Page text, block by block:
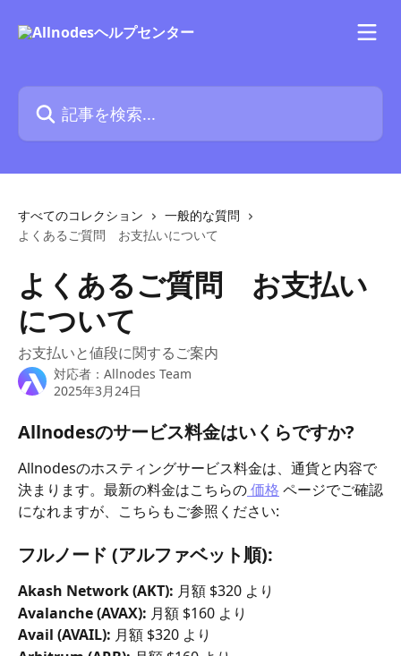
記事を検索...
すべてのコレクション
一般的な質問
よくあるご質問 お支払いについて
よくあるご質問 お支払い
について
お支払いと値段に関するご案内
対応者： Allnodes Team
2025年3月24日
Allnodesのサービス料金はいくらですか?
Allnodesのホスティングサービス料金は、通貨と内容で
決まります。最新の料金はこちらの 価格 ページでご確認
になれますが、こちらもご参照ください:
フルノード (アルファベット順):
Akash Network (AKT): 月額 $320 より
Avalanche (AVAX): 月額 $160 より
Avail (AVAIL): 月額 $320 より